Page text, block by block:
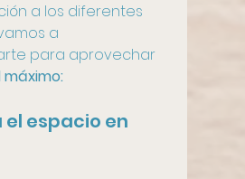
a los diferentes
a
para aprovechar
el espacio en